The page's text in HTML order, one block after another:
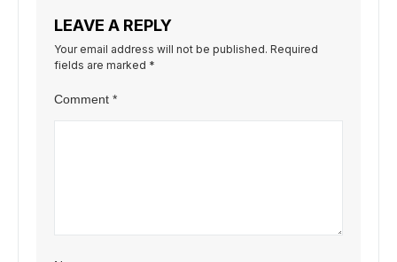
LEAVE A REPLY
Your email address will not be published. Required
fields are marked *
Comment *